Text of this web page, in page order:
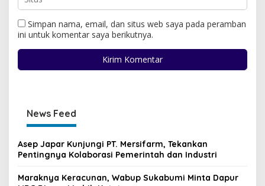
Simpan nama, email, dan situs web saya pada peramban
ini untuk komentar saya berikutnya.
News Feed
Asep Japar Kunjungi PT. Mersifarm, Tekankan
Pentingnya Kolaborasi Pemerintah dan Industri
Maraknya Keracunan, Wabup Sukabumi Minta Dapur